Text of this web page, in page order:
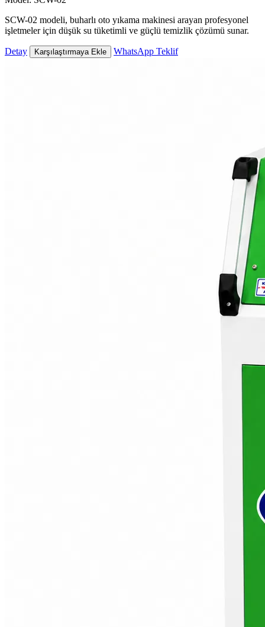
SCW-02 modeli, buharlı oto yıkama makinesi arayan profesyonel
işletmeler için düşük su tüketimli ve güçlü temizlik çözümü sunar.
Detay Karşılaştırmaya Ekle WhatsApp Teklif